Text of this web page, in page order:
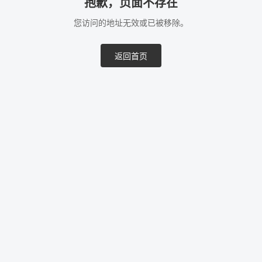
抱歉，页面不存在
您访问的地址无效或已被移除。
返回首页